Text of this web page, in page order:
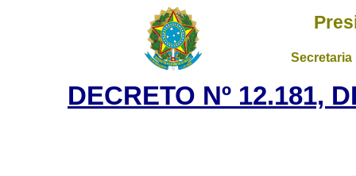
DECRETO Nº 12.181,